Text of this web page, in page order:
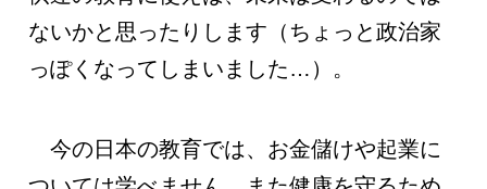
ないかと思ったりします（ちょっと政治家
っぽくなってしまいました…）。
今の日本の教育では、お金儲けや起業に